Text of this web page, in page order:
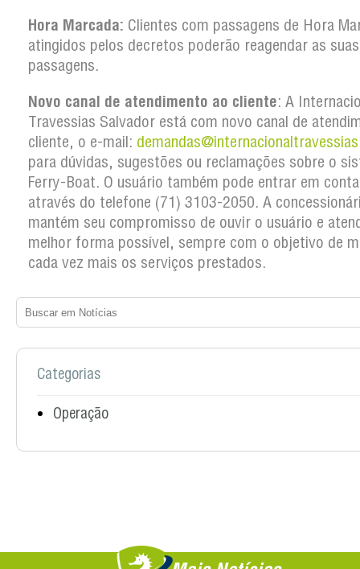
Hora Marcada: Clientes com passagens de Hora
atingidos pelos decretos poderão reagendar as suas
passagens.
Novo canal de atendimento ao cliente: A
Travessias Salvador está com novo canal de
cliente, o e-mail:
para dúvidas, sugestões ou reclamações sobre o
Ferry-Boat. O usuário também pode entrar em
através do telefone (71) 3103-2050. A
mantém seu compromisso de ouvir o usuário e
melhor forma possível, sempre com o objetivo de
cada vez mais os serviços prestados.
Categorias
Operação